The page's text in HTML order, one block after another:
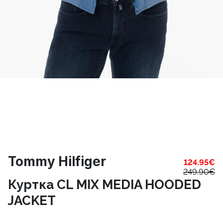
Tommy Hilfiger 124.95€
249.90€
Куртка CL MIX MEDIA HOODED
JACKET